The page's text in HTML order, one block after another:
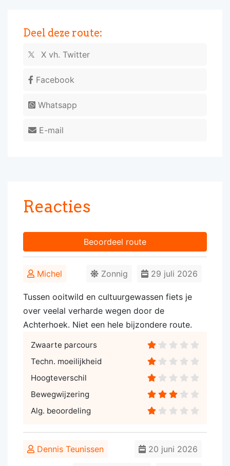
Deel deze route:
X vh. Twitter
Facebook
Whatsapp
E-mail
Reacties
Beoordeel route
Michel 29 juli 2026
Zonnig
Tussen ooitwild en cultuurgewassen fiets je
over veelal verharde wegen door de
Achterhoek. Niet een hele bijzondere route.
Zwaarte parcours
Techn. moeilijkheid
Hoogteverschil
Bewegwijzering
Alg. beoordeling
Dennis Teunissen 20 juni 2026